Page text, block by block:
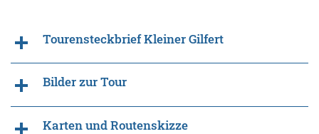
Tourensteckbrief Kleiner Gilfert
Bilder zur Tour
Karten und Routenskizze